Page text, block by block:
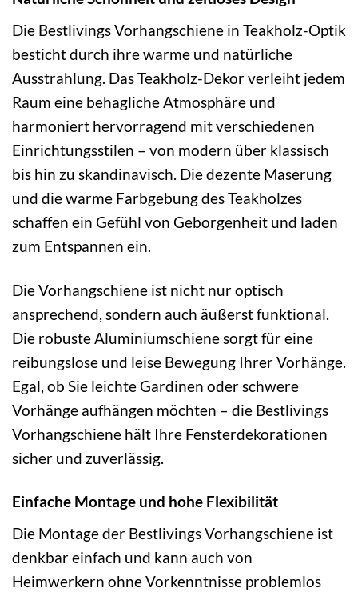
Die Bestlivings Vorhangschiene in Teakholz-Optik
besticht durch ihre warme und natürliche
Ausstrahlung. Das Teakholz-Dekor verleiht jedem
Raum eine behagliche Atmosphäre und
harmoniert hervorragend mit verschiedenen
Einrichtungsstilen – von modern über klassisch
bis hin zu skandinavisch. Die dezente Maserung
und die warme Farbgebung des Teakholzes
schaffen ein Gefühl von Geborgenheit und laden
zum Entspannen ein.
Die Vorhangschiene ist nicht nur optisch
ansprechend, sondern auch äußerst funktional.
Die robuste Aluminiumschiene sorgt für eine
reibungslose und leise Bewegung Ihrer Vorhänge.
Egal, ob Sie leichte Gardinen oder schwere
Vorhänge aufhängen möchten – die Bestlivings
Vorhangschiene hält Ihre Fensterdekorationen
sicher und zuverlässig.
Einfache Montage und hohe Flexibilität
Die Montage der Bestlivings Vorhangschiene ist
denkbar einfach und kann auch von
Heimwerkern ohne Vorkenntnisse problemlos